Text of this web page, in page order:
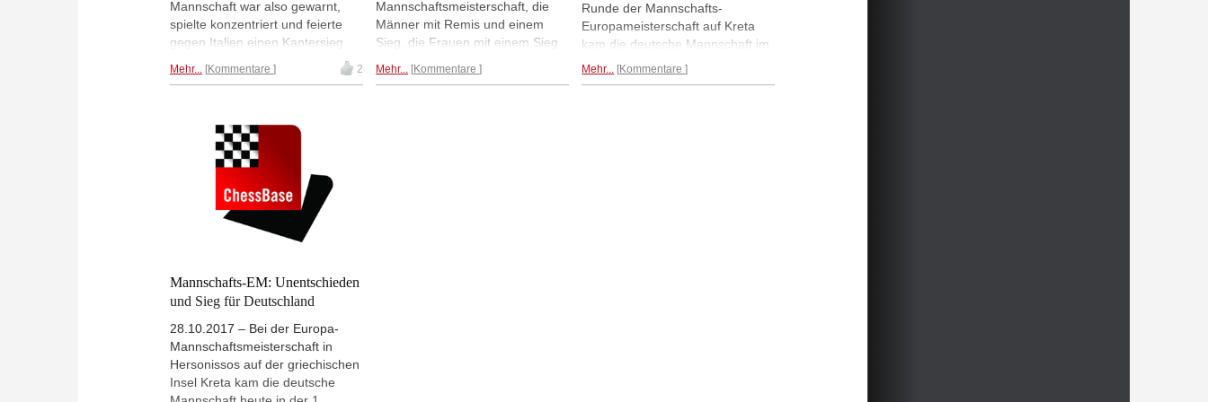
Mannschaft war also gewarnt,
spielte konzentriert und feierte
gegen Italien einen Kantersieg.
Die deutschen Frauen spielten
Mehr... Kommentare 2
Mannschaftsmeisterschaft, die
Männer mit Remis und einem
Sieg, die Frauen mit einem Sieg
starke Polinnen. (Foto: European
Mehr... Kommentare
Runde der Mannschafts-
Europameisterschaft auf Kreta
kam die deutsche Mannschaft im
Open zu einem klaren 3½-½
Mehr... Kommentare
Mannschafts-EM: Unentschieden
und Sieg für Deutschland
28.10.2017 – Bei der Europa-
Mannschaftsmeisterschaft in
Hersonissos auf der griechischen
Insel Kreta kam die deutsche